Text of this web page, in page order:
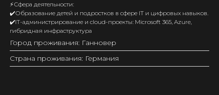
⚡️Сфера деятельности:
✔️Образование детей и подростков в сфере IT и цифровых навыков.
✔️IT-администрирование и cloud-проекты: Microsoft 365, Azure,
гибридная инфраструктура
Город проживания: Ганновер
Страна проживания: Германия